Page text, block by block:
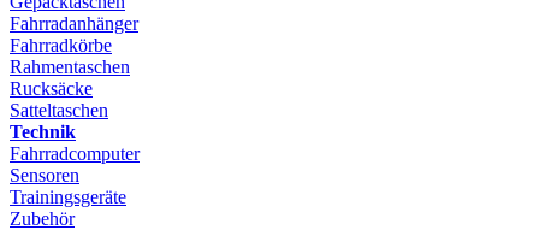
Fahrradanhänger
Fahrradkörbe
Rahmentaschen
Rucksäcke
Satteltaschen
Technik
Fahrradcomputer
Sensoren
Trainingsgeräte
Zubehör